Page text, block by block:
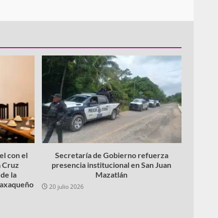
con el
Cruz
la
Secretaría de Gobierno refuerza
presencia institucional en San Juan
Mazatlán
20 julio 2026